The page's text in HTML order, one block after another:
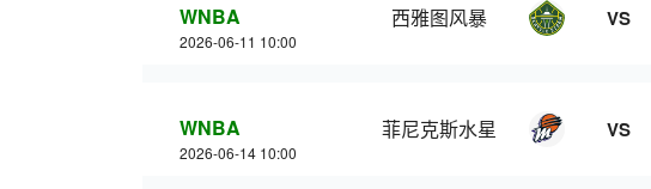
WNBA
2026-06-11 10:00
西雅图风暴 VS
WNBA
2026-06-14 10:00
菲尼克斯水星 VS